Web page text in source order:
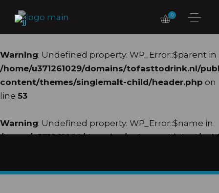
0
Warning: Undefined property: WP_Error::$parent in
/home/u371261029/domains/tofasttodrink.nl/
content/themes/singlemalt-child/header.php on
line 53
Warning: Undefined property: WP_Error::$name in
/home/u371261029/domains/tofasttodrink.nl/